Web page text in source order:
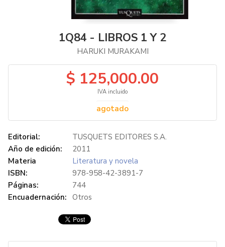
1Q84 - LIBROS 1 Y 2
HARUKI MURAKAMI
$ 125,000.00
IVA incluido
agotado
Editorial:
TUSQUETS EDITORES S.A.
Año de edición:
2011
Materia
Literatura y novela
ISBN:
978-958-42-3891-7
Páginas:
744
Encuadernación: Otros